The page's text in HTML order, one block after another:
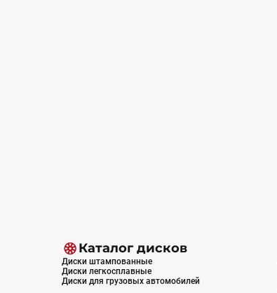
Каталог дисков
Диски штампованные
Диски легкосплавные
Диски для грузовых автомобилей